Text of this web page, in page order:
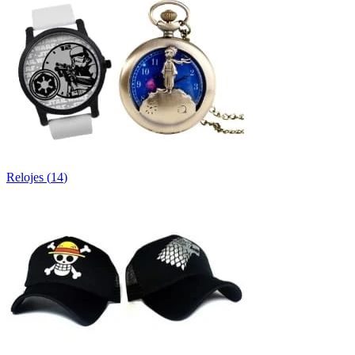
Relojes (14)